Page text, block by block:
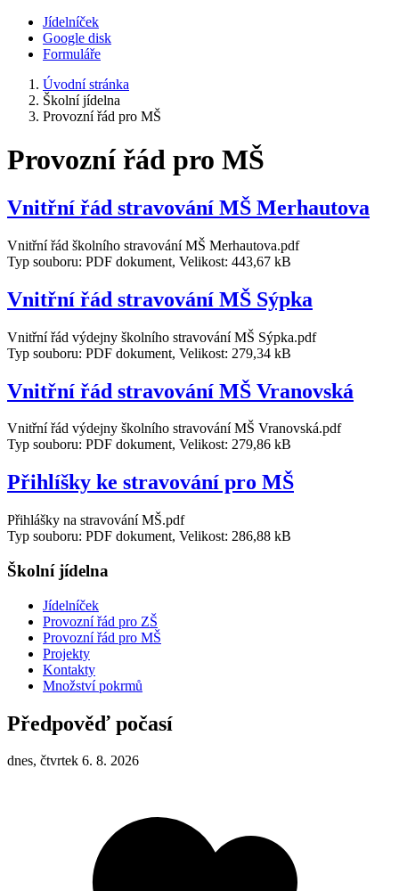
Jídelníček
Google disk
Formuláře
Úvodní stránka
Školní jídelna
Provozní řád pro MŠ
Provozní řád pro MŠ
Vnitřní řád stravování MŠ Merhautova
Vnitřní řád školního stravování MŠ Merhautova.pdf
Typ souboru: PDF dokument, Velikost: 443,67 kB
Vnitřní řád stravování MŠ Sýpka
Vnitřní řád výdejny školního stravování MŠ Sýpka.pdf
Typ souboru: PDF dokument, Velikost: 279,34 kB
Vnitřní řád stravování MŠ Vranovská
Vnitřní řád výdejny školního stravování MŠ Vranovská.pdf
Typ souboru: PDF dokument, Velikost: 279,86 kB
Přihlíšky ke stravování pro MŠ
Přihlášky na stravování MŠ.pdf
Typ souboru: PDF dokument, Velikost: 286,88 kB
Školní jídelna
Jídelníček
Provozní řád pro ZŠ
Provozní řád pro MŠ
Projekty
Kontakty
Množství pokrmů
Předpověď počasí
dnes, čtvrtek 6. 8. 2026